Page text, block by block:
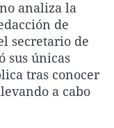
La rosa de los vientos
Gente viajera
Como el perro y el
Caso
Retornados
Equipo de
Operación Viuda
Extremadura
Galicia
La Rioja
Navarra
Virales
Televisión
Elecciones
analiza la
de
secretario de
sus únicas
tras conocer
a cabo